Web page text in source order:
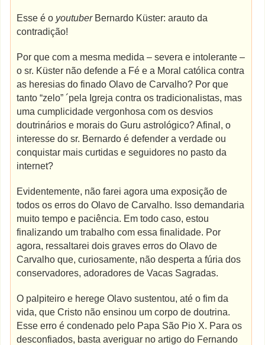
Esse é o youtuberBernardo Küster: arauto da
contradição!
Por que com a mesma medida – severa e intolerante –
o sr. Küster não defende a Fé e a Moral católica contra
as heresias do finado Olavo de Carvalho? Por que
tanto “zelo” ´pela Igreja contra os tradicionalistas, mas
uma cumplicidade vergonhosa com os desvios
doutrinários e morais do Guru astrológico? Afinal, o
interesse do sr. Bernardo é defender a verdade ou
conquistar mais curtidas e seguidores no pasto da
internet?
Evidentemente, não farei agora uma exposição de
todos os erros do Olavo de Carvalho. Isso demandaria
muito tempo e paciência. Em todo caso, estou
finalizando um trabalho com essa finalidade. Por
agora, ressaltarei dois graves erros do Olavo de
Carvalho que, curiosamente, não desperta a fúria dos
conservadores, adoradores de Vacas Sagradas.
O palpiteiro e herege Olavo sustentou, até o fim da
vida, que Cristo não ensinou um corpo de doutrina.
Esse erro é condenado pelo Papa São Pio X. Para os
desconfiados, basta averiguar no artigo do Fernando